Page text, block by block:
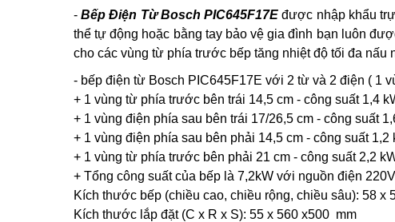
-Bếp Điện Từ Bosch PIC645F17E được nhập khẩu
thể tự động hoặc bằng tay bảo vệ gia đình bạn luôn
cho các vùng từ phía trước bếp tăng nhiệt độ tối đa nấu
- bếp điện từ Bosch PIC645F17E với 2 từ và 2 điện ( 1
+ 1 vùng từ phía trước bên trái 14,5 cm - công suất 1,4
+ 1 vùng điện phía sau bên trái 17/26,5 cm - công suất
+ 1 vùng điện phía sau bên phải 14,5 cm - công suất 1,2
+ 1 vùng từ phía trước bên phải 21 cm - công suất 2,2
+ Tổng công suất của bếp là 7,2kW với nguồn điện
Kích thước bếp (chiều cao, chiều rộng, chiều sâu): 58 x
Kích thước lắp đặt (C x R x S): 55 x 560 x500 mm